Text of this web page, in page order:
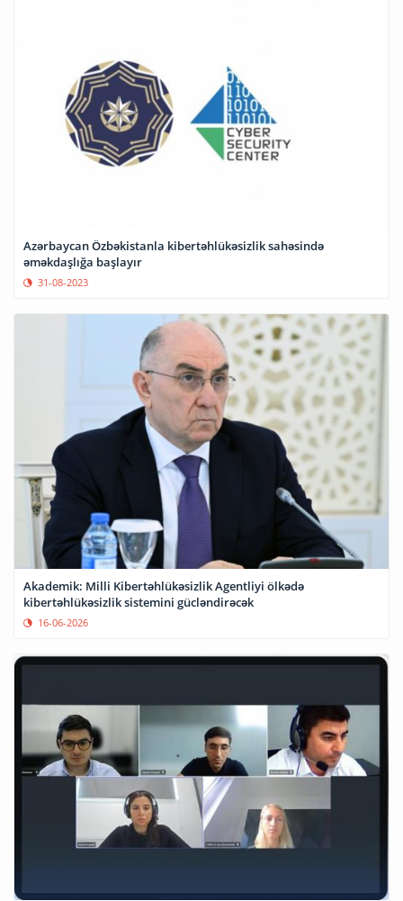
Azərbaycan Özbəkistanla kibertəhlükəsizlik sahəsində
əməkdaşlığa başlayır
31-08-2023
Akademik: Milli Kibertəhlükəsizlik Agentliyi ölkədə
kibertəhlükəsizlik sistemini gücləndirəcək
16-06-2026